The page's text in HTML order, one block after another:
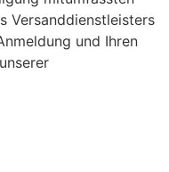
Versanddienstleisters
und Ihren